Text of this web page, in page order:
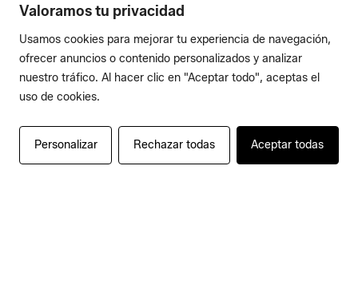
Valoramos tu privacidad
Usamos cookies para mejorar tu experiencia de navegación,
ofrecer anuncios o contenido personalizados y analizar
nuestro tráfico. Al hacer clic en "Aceptar todo", aceptas el
uso de cookies.
Personalizar Rechazar todas Aceptar todas
Reels